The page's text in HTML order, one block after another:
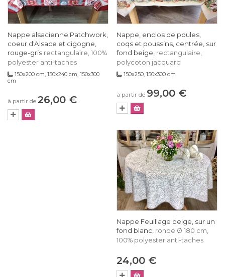
Nappe alsacienne Patchwork,
coeur d'Alsace et cigogne,
rouge-gris rectangulaire, 100%
polyester anti-taches
150x200 cm, 150x240 cm, 150x300
cm
à partir de 26,00 €
Nappe, enclos de poules,
coqs et poussins, centrée, sur
fond beige, rectangulaire,
polycoton jacquard
150x250, 150x300 cm
à partir de 99,00 €
Nappe Feuillage beige, sur un
fond blanc, ronde Ø 180 cm,
100% polyester anti-taches
24,00 €